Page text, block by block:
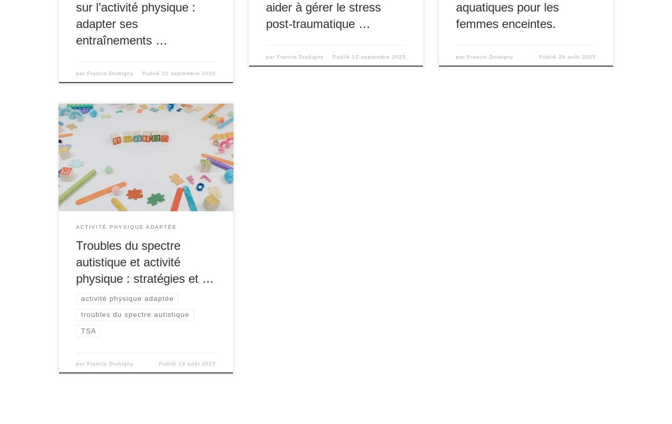
sur l’activité physique :
adapter ses
entraînements …
par Francis Drubigny Publié21 septembre 2025
aider à gérer le stress
post-traumatique …
par Francis Drubigny Publié 12 septembre 2025
aquatiques pour les
femmes enceintes.
par Francis Drubigny Publié29 août 2025
Les troubles du spectre autistique (TSA)
regroupent un large éventail de conditions
neurodéveloppementales caractérisées par
des difficultés dans la communication sociale,
des comportements répétitifs, et parfois des
particularités sensorielles. Bien que les
symptômes varient considérablement d’une
personne à l’autre, il est largement reconnu que
ACTIVITÉ PHYSIQUE ADAPTÉE
Troubles du spectre
autistique et activité
physique : stratégies et …
activité physique adaptée
troubles du spectre autistique
TSA
par Francis Drubigny Publié 19 août 2025